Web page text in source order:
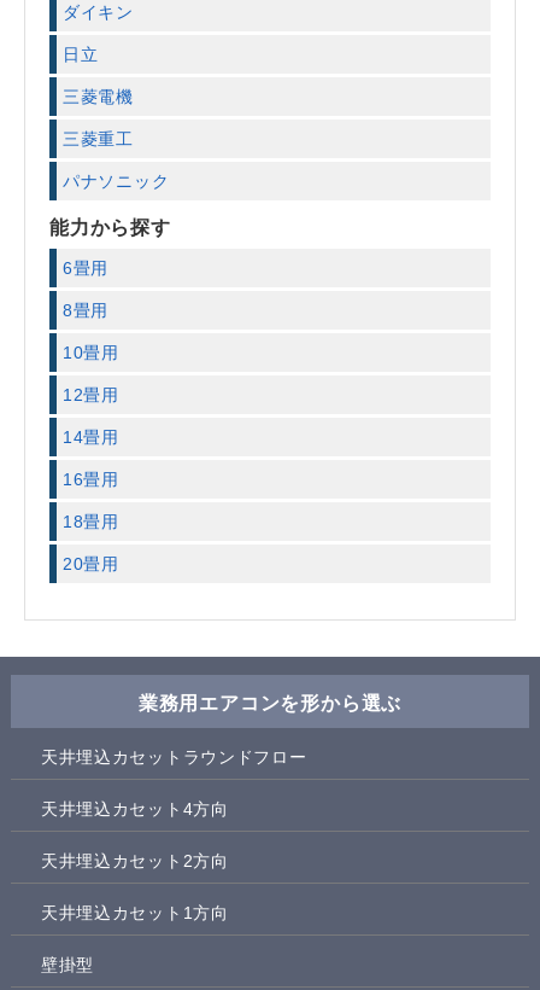
ダイキン
日立
三菱電機
三菱重工
パナソニック
能力から探す
6畳用
8畳用
10畳用
12畳用
14畳用
16畳用
18畳用
20畳用
業務用エアコンを形から選ぶ
天井埋込カセットラウンドフロー
天井埋込カセット4方向
天井埋込カセット2方向
天井埋込カセット1方向
壁掛型